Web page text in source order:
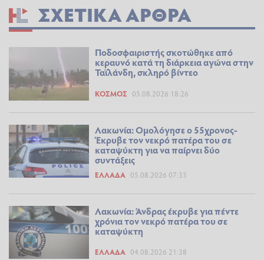
ΣΧΕΤΙΚΆ ΆΡΘΡΑ
Ποδοσφαιριστής σκοτώθηκε από
κεραυνό κατά τη διάρκεια αγώνα στην
Ταϊλάνδη, σκληρό βίντεο
ΚΌΣΜΟΣ 05.08.2026 18:26
Λακωνία: Ομολόγησε ο 55χρονος-
Έκρυβε τον νεκρό πατέρα του σε
καταψύκτη για να παίρνει δύο
συντάξεις
ΕΛΛΆΔΑ 05.08.2026 07:33
Λακωνία: Άνδρας έκρυβε για πέντε
χρόνια τον νεκρό πατέρα του σε
καταψύκτη
ΕΛΛΆΔΑ 04.08.2026 21:38